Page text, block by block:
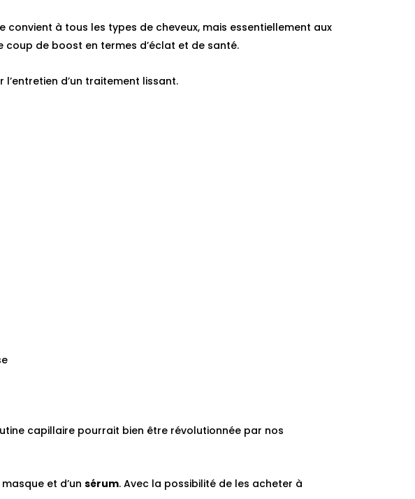
à tous les types de cheveux, mais essentiellement aux
coup de boost en termes d’éclat et de santé.
d’un traitement lissant.
capillaire pourrait bien être révolutionnée par nos
masque et d’unsérum. Avec la possibilité de les acheter à